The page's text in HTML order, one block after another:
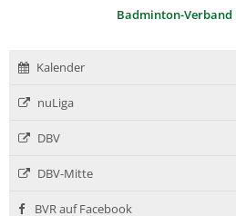
Badminton-Verband
Kalender
nuLiga
DBV
DBV-Mitte
BVR auf Facebook